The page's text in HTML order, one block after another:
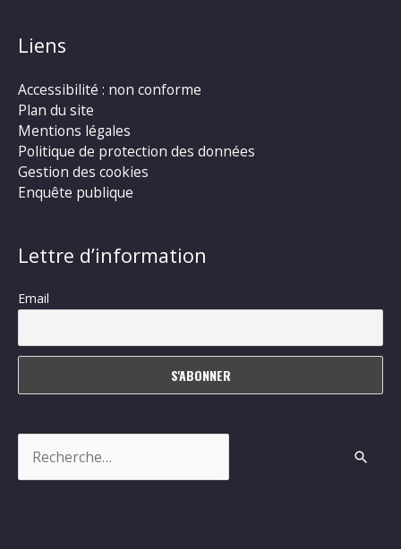
Liens
Accessibilité : non conforme
Plan du site
Mentions légales
Politique de protection des données
Gestion des cookies
Enquête publique
Lettre d’information
Email